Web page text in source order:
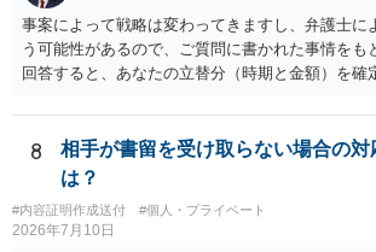
事案によって戦略は変わってきますし、弁護士に
う可能性があるので、ご質問に書かれた事情をも
回答すると、あなたの立替分（時期と金額）を確
と、もし異議申立てがなされる可能性が高そうで
（通常訴訟へ移行する日数分空転する）になり
その異議後の通常訴訟は相手方の住所地が管轄
に相手方が遠方である場合は）対応が面倒な場合
手方の主張については、和解で減額を考慮すれば
お、残念ながら、「連絡も返ってこず、返済の目
8
相手が書留を受け取らない場合の対
は？
#内容証明作成送付 #個人・プライベート
2026年7月10日